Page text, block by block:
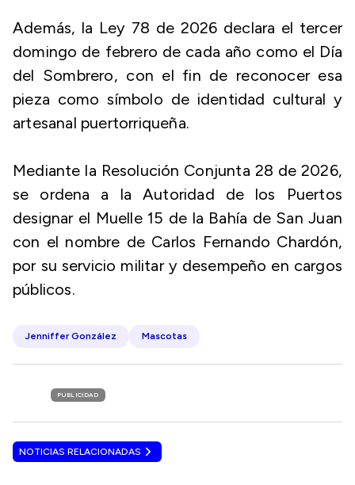
Además, la Ley 78 de 2026 declara el tercer
domingo de febrero de cada año como el Día
del Sombrero, con el fin de reconocer esa
pieza como símbolo de identidad cultural y
artesanal puertorriqueña.
Mediante la Resolución Conjunta 28 de 2026,
se ordena a la Autoridad de los Puertos
designar el Muelle 15 de la Bahía de San Juan
con el nombre de Carlos Fernando Chardón,
por su servicio militar y desempeño en cargos
públicos.
Jenniffer González Mascotas
PUBLICIDAD
NOTICIAS RELACIONADAS